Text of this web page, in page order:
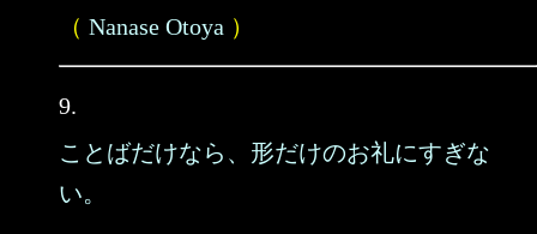
（ Nanase Otoya ）
9.
ことばだけなら、形だけのお礼にすぎな
い。